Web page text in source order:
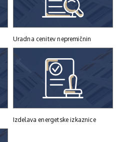
Uradna cenitev nepremičnin
Izdelava energetske izkaznice